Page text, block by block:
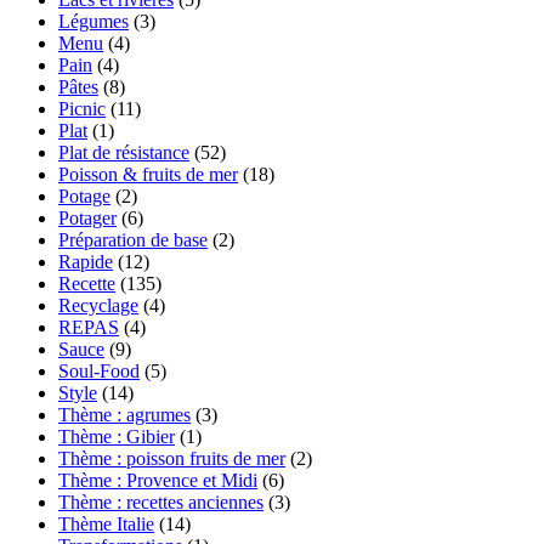
Légumes (3)
Menu (4)
Pain (4)
Pâtes (8)
Picnic (11)
Plat (1)
Plat de résistance (52)
Poisson & fruits de mer(18)
Potage (2)
Potager(6)
Préparation de base (2)
Rapide (12)
Recette (135)
Recyclage (4)
REPAS (4)
Sauce (9)
Soul-Food (5)
Style (14)
Thème : agrumes (3)
Thème : Gibier(1)
Thème : poisson fruits de mer(2)
Thème : Provence et Midi (6)
Thème : recettes anciennes (3)
Thème Italie (14)